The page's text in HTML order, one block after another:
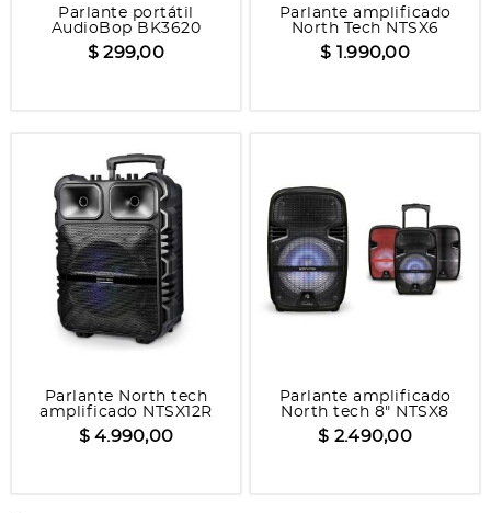
Parlante portátil
AudioBop BK3620
$ 299,00
Parlante amplificado
North Tech NTSX6
$ 1.990,00
Parlante North tech
amplificado NTSX12R
$ 4.990,00
Parlante amplificado
North tech 8" NTSX8
$ 2.490,00